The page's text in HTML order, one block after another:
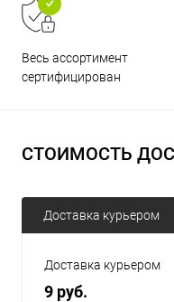
Весь ассортимент
сертифицирован
СТОИМОСТЬ
Доставка курьером
Доставка курьером
9 руб.